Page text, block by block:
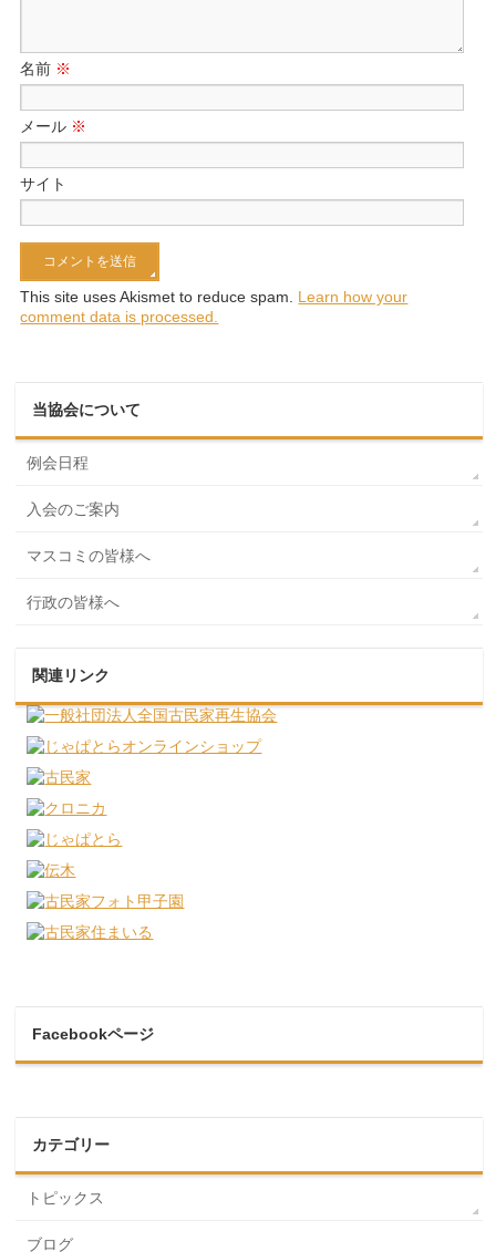
名前 ※
メール ※
サイト
This site uses Akismet to reduce spam. Learn how your
comment data is processed.
当協会について
例会日程
入会のご案内
マスコミの皆様へ
行政の皆様へ
関連リンク
Facebookページ
カテゴリー
トピックス
ブログ